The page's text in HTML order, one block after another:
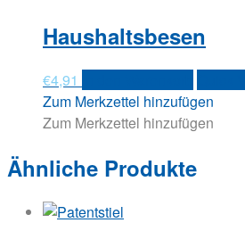
Haushaltsbesen
€4,91
Zum Merkzettel hinzufügen
Zum Merkzettel hinzufügen
Ähnliche Produkte